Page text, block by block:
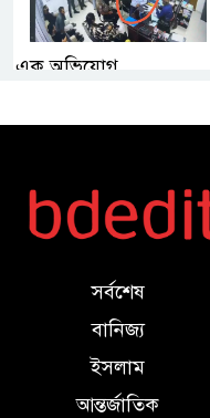
এক অভিযোগ
সর্বশেষ
বানিজ্য
ইসলাম
আন্তর্জাতিক